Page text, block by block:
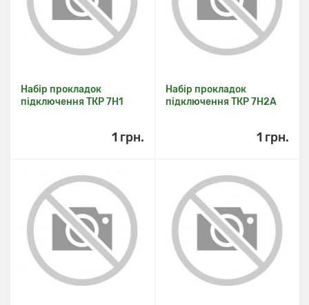
Набір прокладок
підключення ТКР 7Н1
1 грн.
Набір прокладок
підключення ТКР 7Н2А
1 грн.